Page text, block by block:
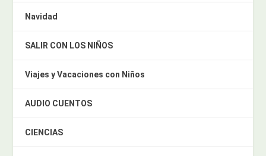
Navidad
SALIR CON LOS NIÑOS
Viajes y Vacaciones con Niños
AUDIO CUENTOS
CIENCIAS